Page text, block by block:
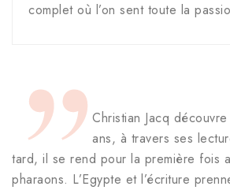
complet où l’on sent toute la
Christian Jacq
ans, à travers ses
tard, il se rend pour la première fois
pharaons. L’Egypte et l’écriture